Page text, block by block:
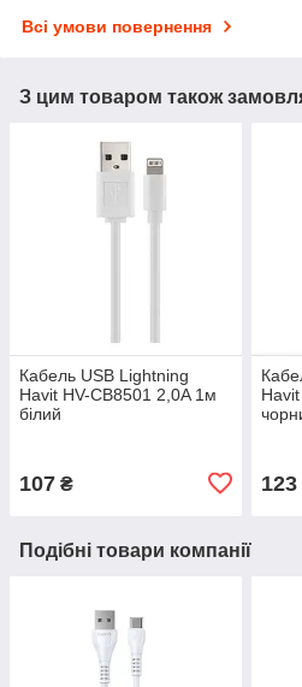
Всі умови повернення
З цим товаром також
Кабель USB Lightning
Havit HV-CB8501 2,0A 1м
білий
107 ₴ 123
Подібні товари компанії